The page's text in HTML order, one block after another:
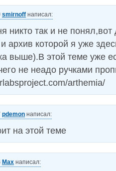
smirnoff написал:
никто так и не
архив которой я уже
выше).В этой теме уже
не неадо ручками
arthemia/
pdemon написал:
на этой теме
Max написал: